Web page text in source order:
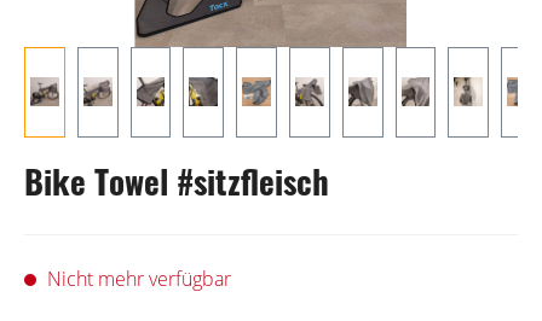
Bike Towel #sitzfleisch
Nicht mehr verfügbar